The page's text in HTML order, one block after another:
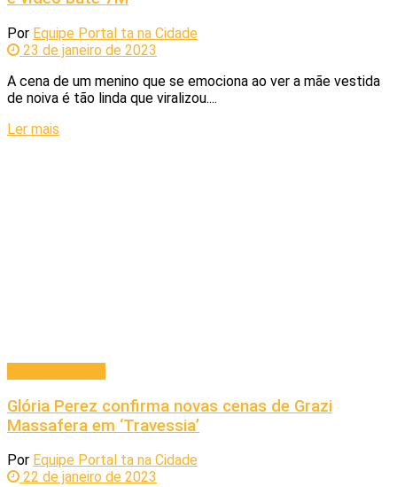
Por Equipe Portal ta na Cidade
23 de janeiro de 2023
A cena de um menino que se emociona ao ver a mãe vestida
de noiva é tão linda que viralizou....
Ler mais
Glória Perez confirma novas cenas de Grazi
Massafera em ‘Travessia’
Por Equipe Portal ta na Cidade
22 de janeiro de 2023